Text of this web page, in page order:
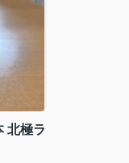
北極ラ